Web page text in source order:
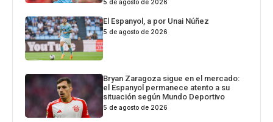
5 de agosto de 2026
El Espanyol, a por Unai Núñez
5 de agosto de 2026
Bryan Zaragoza sigue en el mercado:
el Espanyol permanece atento a su
situación según Mundo Deportivo
5 de agosto de 2026